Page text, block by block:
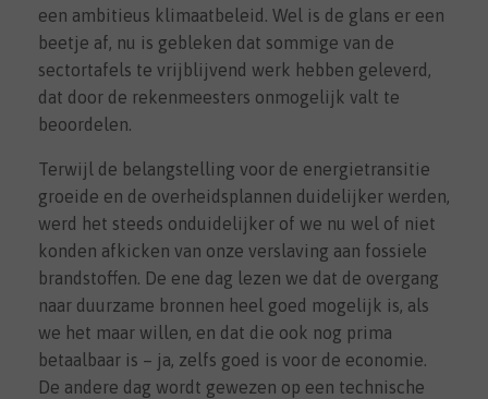
een ambitieus klimaatbeleid. Wel is de glans er een
beetje af, nu is gebleken dat sommige van de
sectortafels te vrijblijvend werk hebben geleverd,
dat door de rekenmeesters onmogelijk valt te
beoordelen.
Terwijl de belangstelling voor de energietransitie
groeide en de overheidsplannen duidelijker werden,
werd het steeds onduidelijker of we nu wel of niet
konden afkicken van onze verslaving aan fossiele
brandstoffen. De ene dag lezen we dat de overgang
naar duurzame bronnen heel goed mogelijk is, als
we het maar willen, en dat die ook nog prima
betaalbaar is – ja, zelfs goed is voor de economie.
De andere dag wordt gewezen op een technische